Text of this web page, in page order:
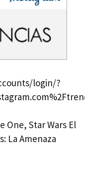
login/?
One, Star Wars El
La Amenaza